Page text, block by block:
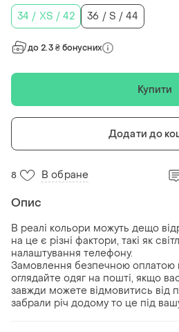
34 / XS / 42
36 / S / 44
до 2.3 ₴ бонусних
Купити
Додати до
8 В обране
Опис
В реалі кольори можуть дещо
на це є різні фактори, такі як
налаштування телефону.
Замовлення безпечною оплатою
оглядайте одяг на пошті, якщо
завжди можете відмовитись від
забрали річ додому то це під